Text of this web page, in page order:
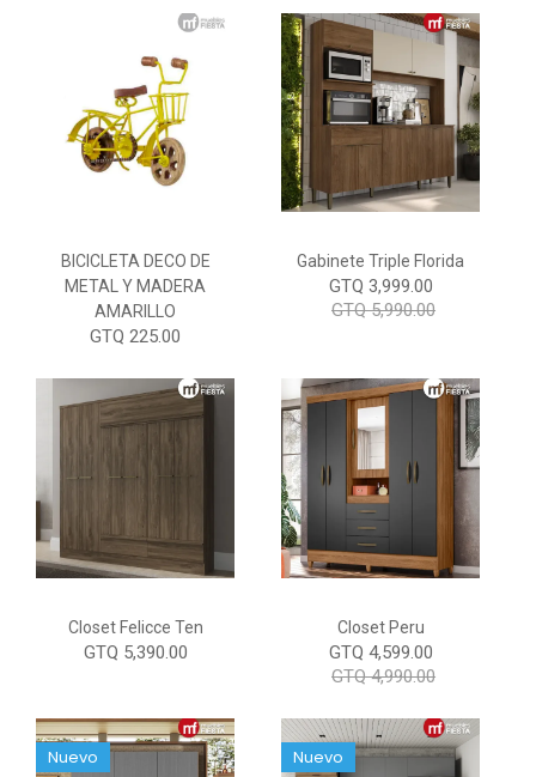
BICICLETA DECO DE
METAL Y MADERA
AMARILLO
GTQ 225.00
Gabinete Triple Florida
GTQ 3,999.00
GTQ 5,990.00
Closet Felicce Ten
GTQ 5,390.00
Closet Peru
GTQ 4,599.00
GTQ 4,990.00
Nuevo Nuevo